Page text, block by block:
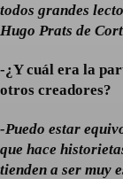
todos grandes
Hugo Prats de
-¿Y cuál era la
otros creadores?
-Puedo estar
que hace
tienden a ser muy